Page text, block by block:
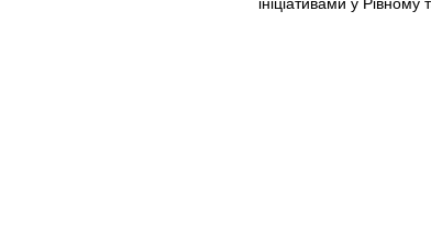
ініціативами у Рівному